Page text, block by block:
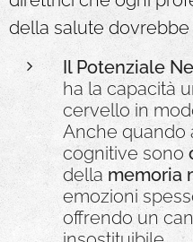
della salute
Il Potenziale
ha la capacità
cervello in
Anche quando
cognitive sono
della memoria
emozioni
offrendo un